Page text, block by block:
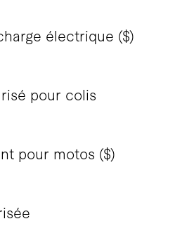
électrique ($)
pour colis
pour motos ($)